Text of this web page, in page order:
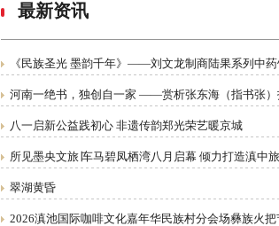
最新资讯
《民族圣光 墨韵千年》——刘文龙制商陆果系列中
河南一绝书，独创自一家 ——赏析张东海（指书张）
八一启新公益践初心 非遗传韵郑光荣艺暖京城
所见墨央文旅∣车马碧凤栖湾八月启幕 倾力打造滇中
翠湖黄昏
2026滇池国际咖啡文化嘉年华民族村分会场彝族火